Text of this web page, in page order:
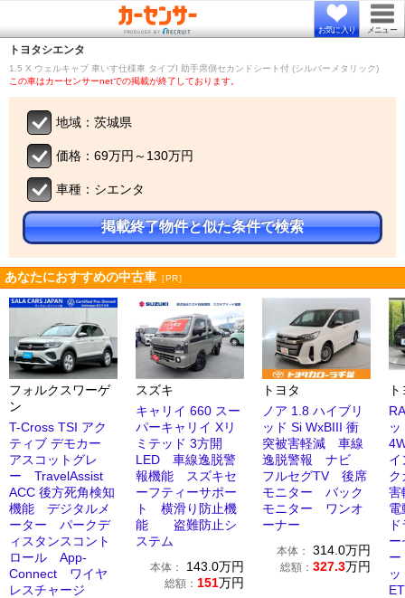
お気に入り メニュー
トヨタシエンタ
1.5 X ウェルキャブ 車いす仕様車 タイプI 助手席側セカンドシート付 (シルバーメタリック)
この車はカーセンサーnetでの掲載が終了しております。
地域：茨城県
価格：69万円～130万円
車種：シエンタ
掲載終了物件と似た条件で検索
あなたにおすすめの中古車 ［PR］
フォルクスワーゲ
ン
T-Cross TSI アク
ティブ デモカー
アスコットグレ
ー TravelAssist
ACC 後方死角検知
機能 デジタルメ
ーター パークデ
ィスタンスコント
ロール App-
Connect ワイヤ
レスチャージ
スズキ
キャリイ 660 スー
パーキャリイ Xリ
ミテッド 3方開
LED 車線逸脱警
報機能 スズキセ
ーフティーサポー
ト 横滑り防止機
能 盗難防止シ
ステム
本体： 143.0万円
総額： 151万円
トヨタ
ノア 1.8 ハイブリ
ッド Si WxBIII 衝
突被害軽減 車線
逸脱警報 ナビ
フルセグTV 後席
モニター バック
モニター ワンオ
ーナー
本体： 314.0万円
総額： 327.3万円